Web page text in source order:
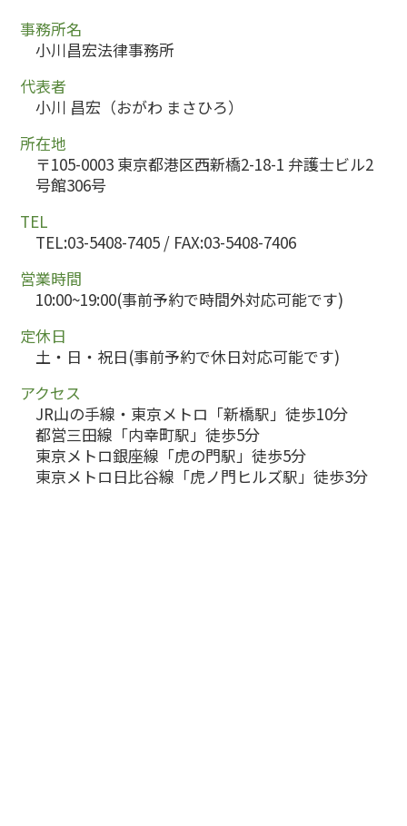
事務所名
小川昌宏法律事務所
代表者
小川 昌宏（おがわ まさひろ）
所在地
〒105-0003 東京都港区西新橋2-18-1 弁護士ビル2
号館306号
TEL
TEL:03-5408-7405 / FAX:03-5408-7406
営業時間
10:00~19:00(事前予約で時間外対応可能です)
定休日
土・日・祝日(事前予約で休日対応可能です)
アクセス
JR山の手線・東京メトロ「新橋駅」徒歩10分
都営三田線「内幸町駅」徒歩5分
東京メトロ銀座線「虎の門駅」徒歩5分
東京メトロ日比谷線「虎ノ門ヒルズ駅」徒歩3分